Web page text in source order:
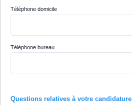
Téléphone domicile
Téléphone bureau
Questions relatives à votre candidature